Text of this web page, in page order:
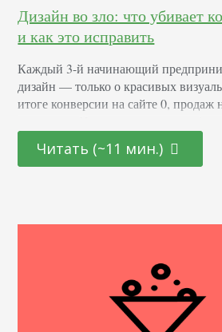
Дизайн во зло: что убивает
и как это исправить
Каждый 3-й начинающий
дизайн — только о красивых
итоге конверсии на сайте 0, продаж
что разработка прототипа,
лендинга — применение знаний в
подбираются не для того, чтобы
Читать (~11 мин.)